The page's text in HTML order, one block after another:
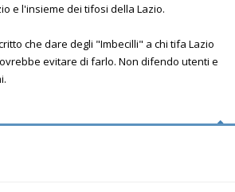
e l'insieme dei tifosi della Lazio.
che dare degli "Imbecilli" a chi tifa Lazio
evitare di farlo. Non difendo utenti e